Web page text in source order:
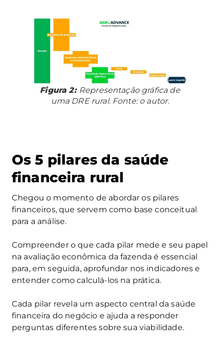
Figura 2: Representação gráfica de
uma DRE rural. Fonte: o autor.
Os 5 pilares da saúde
financeira rural
Chegou o momento de abordar os pilares
financeiros, que servem como base conceitual
para a análise.
Compreender o que cada pilar mede e seu papel
na avaliação econômica da fazenda é essencial
para, em seguida, aprofundar nos indicadores e
entender como calculá-los na prática.
Cada pilar revela um aspecto central da saúde
financeira do negócio e ajuda a responder
perguntas diferentes sobre sua viabilidade.